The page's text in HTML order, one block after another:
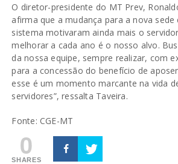
O diretor-presidente do MT Prev,
afirma que a mudança para a nova sede
sistema motivaram ainda mais o
melhorar a cada ano é o nosso alvo.
da nossa equipe, sempre realizar, com
para a concessão do benefício de
esse é um momento marcante na vida
servidores”, ressalta Taveira.
Fonte: CGE-MT
0
SHARES